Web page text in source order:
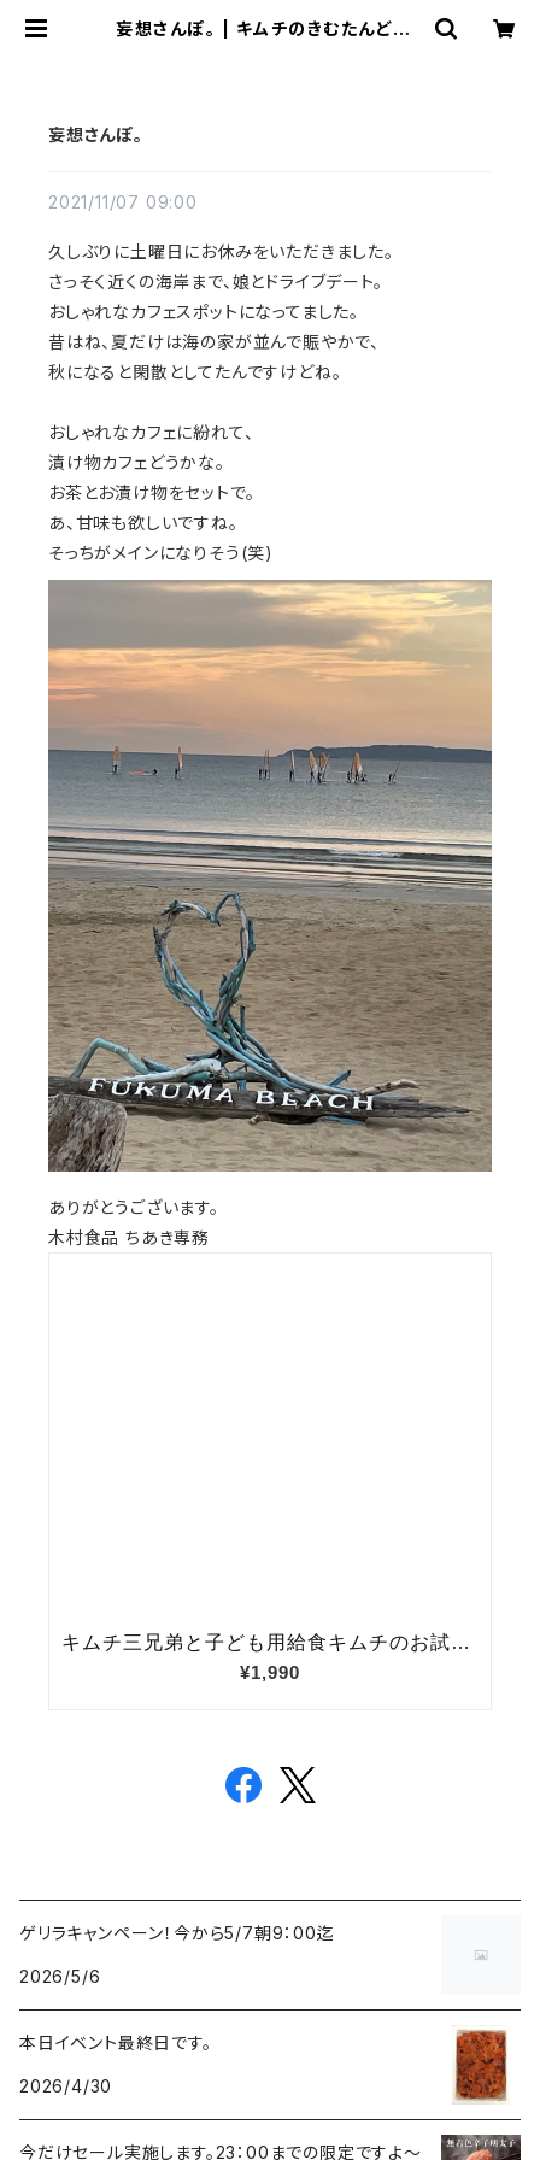
妄想さんぽ。 | キムチのきむたんどっと
妄想さんぽ。
2021/11/07 09:00
久しぶりに土曜日にお休みをいただきました。
さっそく近くの海岸まで、娘とドライブデート。
おしゃれなカフェスポットになってました。
昔はね、夏だけは海の家が並んで賑やかで、
秋になると閑散としてたんですけどね。
おしゃれなカフェに紛れて、
漬け物カフェどうかな。
お茶とお漬け物をセットで。
あ、甘味も欲しいですね。
そっちがメインになりそう(笑)
ありがとうございます。
木村食品 ちあき専務
ゲリラキャンペーン！今から5/7朝9：00迄
2026/5/6
本日イベント最終日です。
2026/4/30
今だけセール実施します。23：00までの限定ですよ～